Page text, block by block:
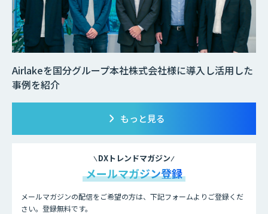
Airlakeを国分グループ本社株式会社様に導入し活用した
事例を紹介
もっと見る
DXトレンドマガジン
メールマガジン登録
メールマガジンの配信をご希望の方は、下記フォームよりご登録くだ
さい。登録無料です。